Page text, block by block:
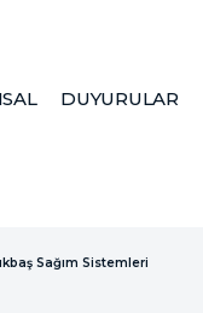
DUYURULAR
Sağım Sistemleri